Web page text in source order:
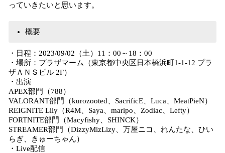
っていきたいと思います。
概要
・日程：2023/09/02（土）11：00～18：00
・場所：プラザマーム（東京都中央区日本橋浜町1-1-12 プラ
ザＡＮＳビル 2F）
・出演
APEX部門（788）
VALORANT部門（kurozooted、SacrificE、Luca、MeatPieN）
REIGNITE Lily（R4M、Saya、maripo、Zodiac、Lefty）
FORTNITE部門（Macyfishy、SHINCK）
STREAMER部門（DizzyMizLizy、万屋ニコ、れんたな、ひい
らぎ、きゅーちゃん）
・Live配信